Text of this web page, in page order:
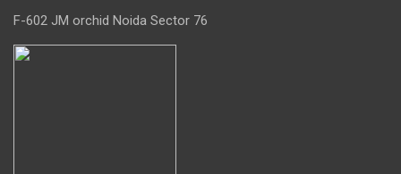
F-602 JM orchid Noida Sector 76